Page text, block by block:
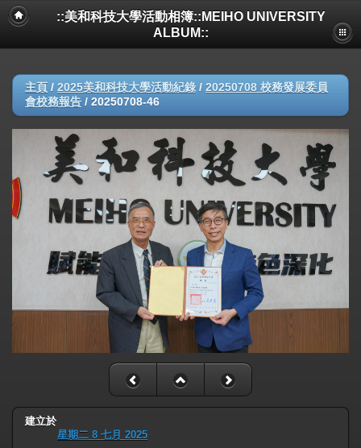
::美和科技大學活動相簿::MEIHO UNIVERSITY
ALBUM::
主頁 / 2025美和科技大學活動紀錄 / 20250708 校務發展委員
會校務報告 / 20250708-46
建立於
星期二 8 七月 2025